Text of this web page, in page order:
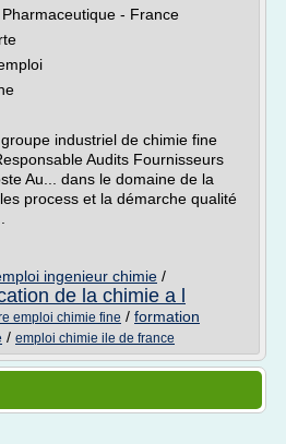
- France
industriel de chimie fine
Audits Fournisseurs
Au... dans le domaine de la
process et la démarche qualité
ingenieur chimie /
de la chimie a l
emploi chimie fine / formation
/ emploi chimie ile de france